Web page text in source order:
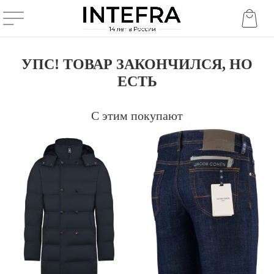
УПС! ТОВАР ЗАКОНЧИЛСЯ, НО
ЕСТЬ
С этим покупают